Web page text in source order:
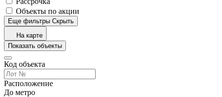
Объекты по акции
Еще фильтры Скрыть
На карте
Показать объекты
Код объекта
Расположение
До метро